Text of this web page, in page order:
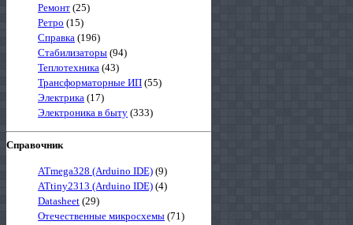
Ремонт (25)
Ретро (15)
Справка (196)
Стабилизаторы (94)
Теплотехника (43)
Трансформаторные ИП (55)
Электрика (17)
Электроника в быту (333)
Справочник
ATmega328 (Arduino IDE) (9)
ATtiny2313 (Arduino IDE) (4)
Datasheet (29)
Отечественные микросхемы (71)